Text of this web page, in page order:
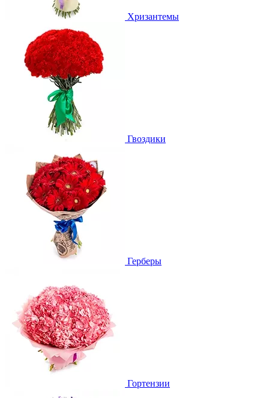
Хризантемы
Гвоздики
Герберы
Гортензии